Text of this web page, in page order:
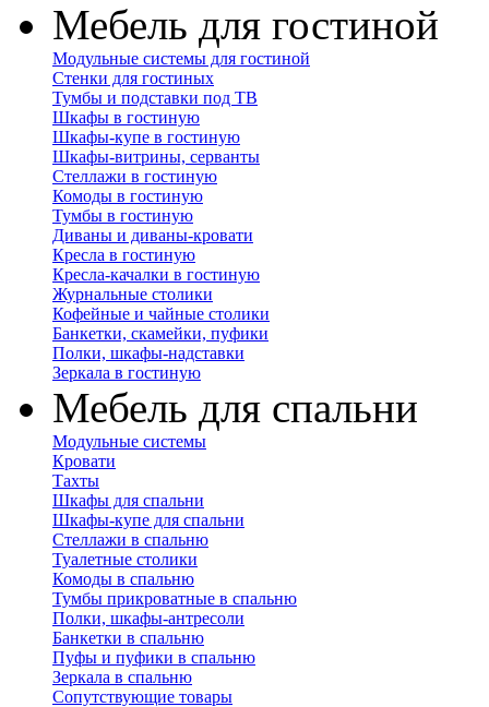
Мебель для гостиной
Модульные системы для гостиной
Стенки для гостиных
Тумбы и подставки под ТВ
Шкафы в гостиную
Шкафы-купе в гостиную
Шкафы-витрины, серванты
Стеллажи в гостиную
Комоды в гостиную
Тумбы в гостиную
Диваны и диваны-кровати
Кресла в гостиную
Кресла-качалки в гостиную
Журнальные столики
Кофейные и чайные столики
Банкетки, скамейки, пуфики
Полки, шкафы-надставки
Зеркала в гостиную
Мебель для спальни
Модульные системы
Кровати
Тахты
Шкафы для спальни
Шкафы-купе для спальни
Стеллажи в спальню
Туалетные столики
Комоды в спальню
Тумбы прикроватные в спальню
Полки, шкафы-антресоли
Банкетки в спальню
Пуфы и пуфики в спальню
Зеркала в спальню
Сопутствующие товары